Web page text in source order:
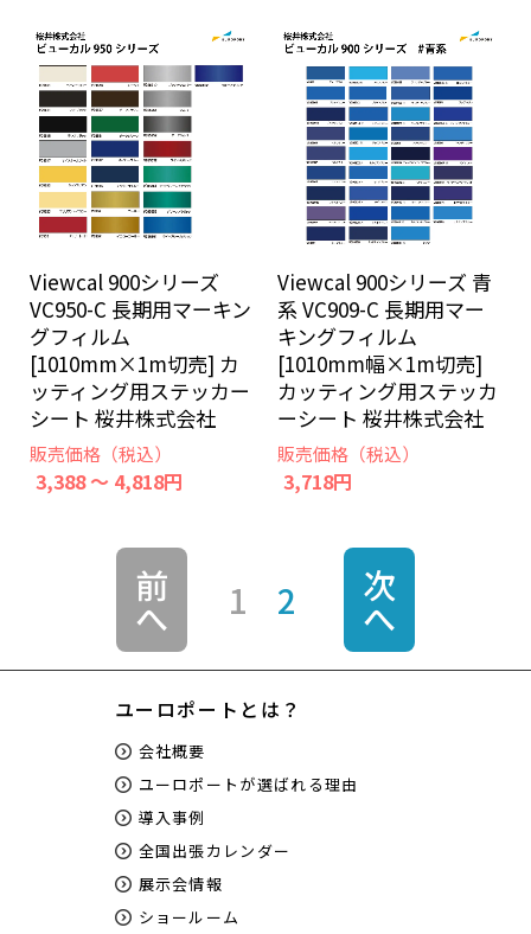
Viewcal 900シリーズ
VC950-C 長期用マーキン
グフィルム
[1010mm×1m切売] カ
ッティング用ステッカー
シート 桜井株式会社
販売価格（税込）
3,388 ～ 4,818円
Viewcal 900シリーズ 青
系 VC909-C 長期用マー
キングフィルム
[1010mm幅×1m切売]
カッティング用ステッカ
ーシート 桜井株式会社
販売価格（税込）
3,718円
前
へ 1 2 次
へ
ユーロポートとは？
会社概要
ユーロポートが選ばれる理由
導入事例
全国出張カレンダー
展示会情報
ショールーム